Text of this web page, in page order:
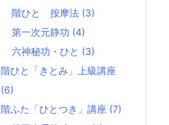
階ひと 按摩法 (3)
第一次元静功 (4)
六神秘功・ひと (3)
階ひと「きとみ」上級講座
(6)
階ふた「ひとつき」講座 (7)